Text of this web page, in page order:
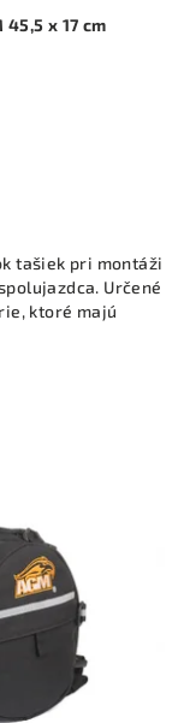
x 17 cm
tašiek pri montáži
Určené
ktoré majú